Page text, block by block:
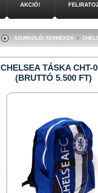
AKCIÓ!
SZURKOLÓI TERMÉKEK
CHELSEA TÁSKA CHT-
(BRUTTÓ 5.500 FT)